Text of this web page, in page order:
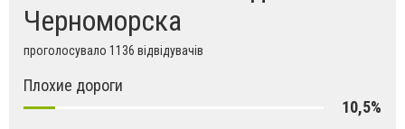
Черноморска
проголосувало 1136 відвідувачів
Плохие дороги
10,5%